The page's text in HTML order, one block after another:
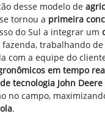
desse modelo de
se tornou a primeira
do Sul a integrar um
trabalhando de
com a equipe do
em tempo
tecnologia John Deere
no campo,
.